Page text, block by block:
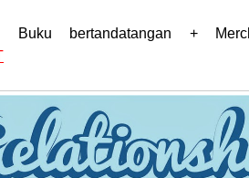
bertandatangan +